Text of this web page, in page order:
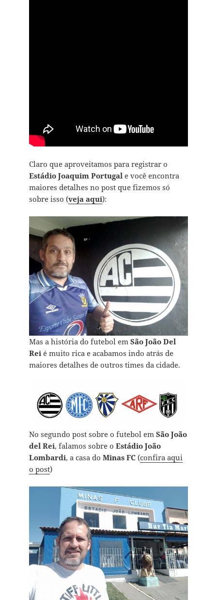
Claro que aproveitamos para registrar o
Estádio Joaquim Portugale você encontra
maiores detalhes no post que fizemos só
sobre isso (veja aqui):
Mas a história do futebol em São João Del
Reié muito rica e acabamos indo atrás de
maiores detalhes de outros times da cidade.
No segundo post sobre o futebol em São João
del Rei, falamos sobre o Estádio João
Lombardi, a casa do Minas FC(confira aqui
o post)